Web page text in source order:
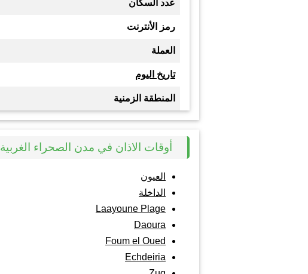
عدد السكان
رمز الأنترنت
العملة
تاريخ اليوم
المنطقة الزمنية
أوقات الاذان في مدن الصحراء الغربية
العيون
الداخلة
Laayoune Plage
Daoura
Foum el Oued
Echdeiria